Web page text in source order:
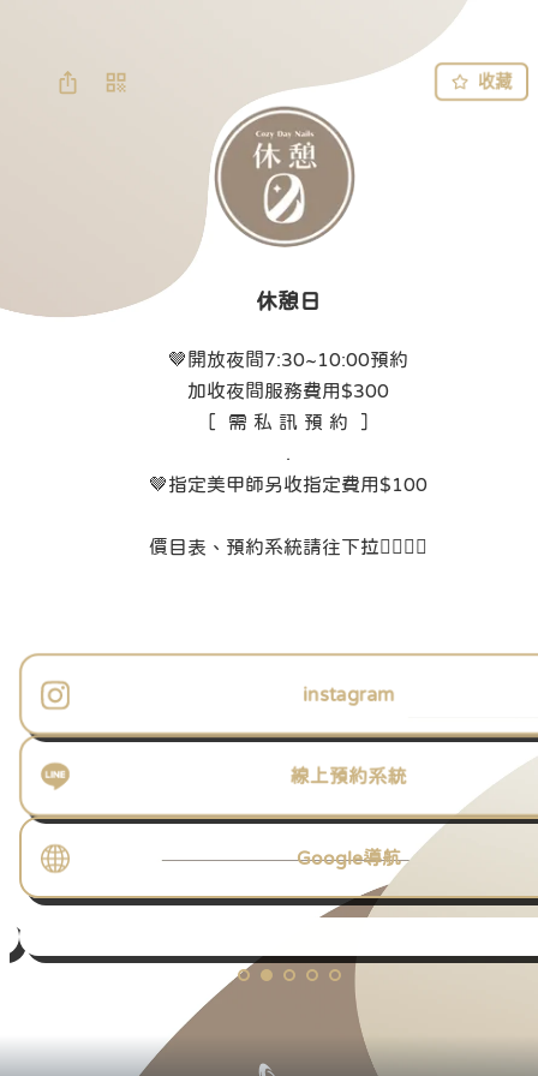
休憩日
🤎開放夜間7:30~10:00預約
加收夜間服務費用$300
［  需 私 訊 預 約  ］
.
🤎指定美甲師另收指定費用$100
價目表、預約系統請往下拉👇🏻👇🏻
收藏
instagram
線上預約系統
Google導航